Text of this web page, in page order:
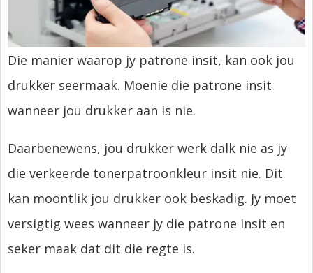
Die manier waarop jy patrone insit, kan ook jou
drukker seermaak. Moenie die patrone insit
wanneer jou drukker aan is nie.
Daarbenewens, jou drukker werk dalk nie as jy
die verkeerde tonerpatroonkleur insit nie. Dit
kan moontlik jou drukker ook beskadig. Jy moet
versigtig wees wanneer jy die patrone insit en
seker maak dat dit die regte is.